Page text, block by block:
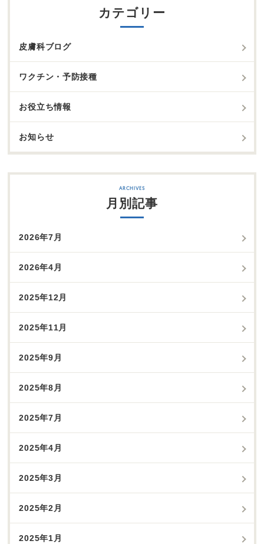
カテゴリー
皮膚科ブログ
ワクチン・予防接種
お役立ち情報
お知らせ
月別記事
2026年7月
2026年4月
2025年12月
2025年11月
2025年9月
2025年8月
2025年7月
2025年4月
2025年3月
2025年2月
2025年1月